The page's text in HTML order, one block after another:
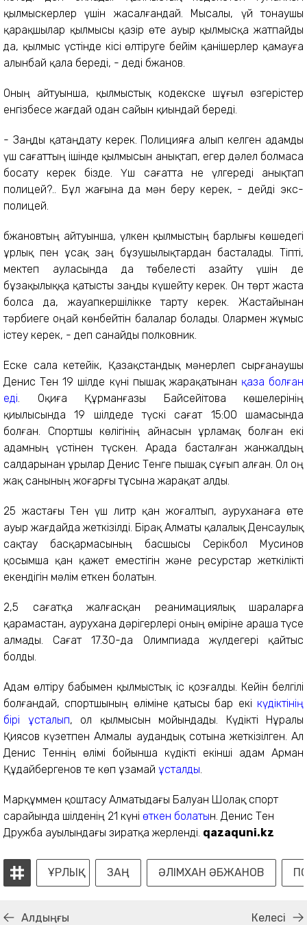
қылмыскерлер үшін жасалғандай. Мысалы, үй тонаушы
қарақшылар қылмысы қазір өте ауыр қылмысқа жатпайды
да, қылмыс үстінде кісі өлтіруге бейім қанішерлер қамауға
алынбай қала береді, - деді Әбжанов.
Оның айтуынша, қылмыстық кодекске шұғыл өзгерістер
енгізбесе жағдай одан сайын қиындай береді.
- Заңды қатаңдату керек. Полицияға алып келген адамды
үш сағаттың ішінде қылмысын анықтап, егер дәлел болмаса
босату керек бізде. Үш сағатта не үлгереді анықтап
полицей?.. Бұл жағына да мән беру керек, - дейді экс-
полицей.
Әбжановтың айтуынша, үлкен қылмыстың барлығы көшедегі
ұрлық пен ұсақ заң бұзушылықтардан басталады. Тіпті,
мектеп ауласында да төбелесті азайту үшін де
бұзақылыққа қатысты заңды күшейту керек. Он төрт жаста
болса да, жауапкершілікке тарту керек. Жастайынан
тәрбиеге оңай көнбейтін балалар болады. Олармен жұмыс
істеу керек, - деп санайды полковник.
Еске сала кетейік, Қазақстандық мәнерлеп сырғанаушы
Денис Тен 19 шілде күні пышақ жарақатынан қаза болған
еді . Оқиға Құрманғазы Байсейітова көшелерінің
қиылысында 19 шілдеде түскі сағат 15:00 шамасында
болған. Спортшы көлігінің айнасын ұрламақ болған екі
адамның үстінен түскен. Арада басталған жанжалдың
салдарынан ұрылар Денис Тенге пышақ сұғып алған. Ол оң
жақ санының жоғарғы тұсына жарақат алды.
25 жастағы Тен үш литр қан жоғалтып, ауруханаға өте
ауыр жағдайда жеткізілді. Бірақ Алматы қалалық Денсаулық
сақтау басқармасының басшысы Серікбол Мусинов
қосымша қан қажет еместігін және ресурстар жеткілікті
екендігін мәлім еткен болатын.
2,5 сағатқа жалғасқан реанимациялық шараларға
қарамастан, аурухана дәрігерлері оның өміріне араша түсе
алмады. Сағат 17.30-да Олимпиада жүлдегері қайтыс
болды.
Адам өлтіру бабымен қылмыстық іс қозғалды. Кейін белгілі
болғандай, спортшының өліміне қатысы бар екі күдіктінің
бірі ұсталып, ол қылмысын мойындады. Күдікті Нұралы
Қиясов күзетпен Алмалы аудандық сотына жеткізілген. Ал
Денис Теннің өлімі бойынша күдікті екінші адам Арман
Құдайбергенов те көп ұзамай ұсталды
Марқұммен қоштасу Алматыдағы Балуан Шолақ спорт
сарайында шілденің 21 күні өткен болатын. Денис Тен
Дружба ауылындағы зиратқа жерленді. qazaquni.kz
ҰРЛЫҚ ЗАҢ ӘЛІМХАН ӘБЖАНОВ
Алдыңғы Келесі